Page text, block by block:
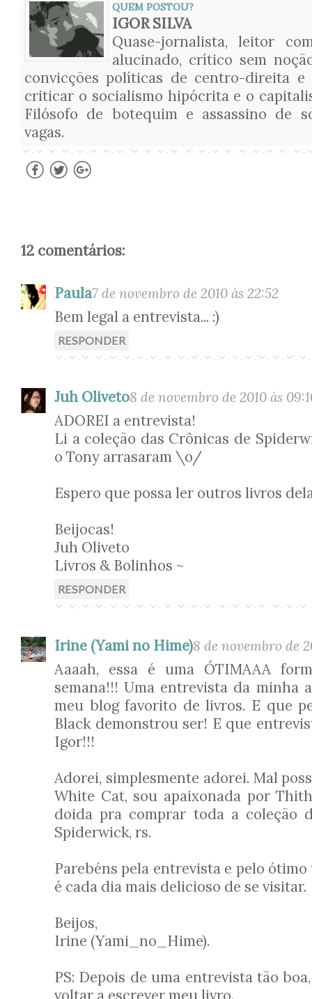
QUEM POSTOU?
IGOR SILVA
Quase-jornalista, leitor
alucinado, crítico sem
convicções políticas de centro-direita e
criticar o socialismo hipócrita e o
Filósofo de botequim e assassino de
vagas.
12 comentários:
Paula7 de novembro de 2010 às 22:52
Bem legal a entrevista... :)
RESPONDER
Juh Oliveto8 de novembro de 2010 às
ADOREI a entrevista!
Li a coleção das Crônicas de
o Tony arrasaram \o/
Espero que possa ler outros livros
Beijocas!
Juh Oliveto
Livros & Bolinhos ~
RESPONDER
Irine (Yami no Hime)8 de novembro de
Aaaah, essa é uma ÓTIMAAA
semana!!! Uma entrevista da minha
meu blog favorito de livros. E que
Black demonstrou ser! E que
Igor!!!
Adorei, simplesmente adorei. Mal
White Cat, sou apaixonada por
doida pra comprar toda a coleção
Spiderwick, rs.
Parebéns pela entrevista e pelo
é cada dia mais delicioso de se visitar.
Beijos,
Irine (Yami_no_Hime).
PS: Depois de uma entrevista tão
voltar a escrever meu livro.